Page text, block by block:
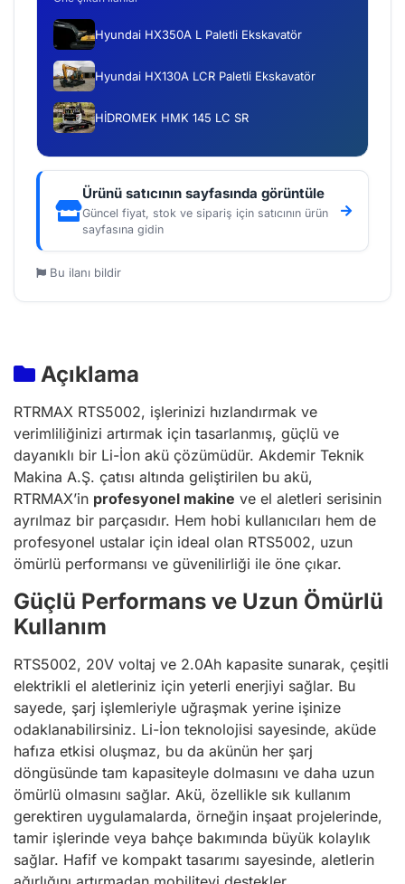
Hyundai HX350A L Paletli Ekskavatör
Hyundai HX130A LCR Paletli Ekskavatör
HİDROMEK HMK 145 LC SR
Ürünü satıcının sayfasında görüntüle
Güncel fiyat, stok ve sipariş için satıcının ürün
sayfasına gidin
Bu ilanı bildir
Açıklama
RTRMAX RTS5002, işlerinizi hızlandırmak ve
verimliliğinizi artırmak için tasarlanmış, güçlü ve
dayanıklı bir Li-İon akü çözümüdür. Akdemir Teknik
Makina A.Ş. çatısı altında geliştirilen bu akü,
RTRMAX’in profesyonel makine ve el aletleri serisinin
ayrılmaz bir parçasıdır. Hem hobi kullanıcıları hem de
profesyonel ustalar için ideal olan RTS5002, uzun
ömürlü performansı ve güvenilirliği ile öne çıkar.
Güçlü Performans ve Uzun Ömürlü
Kullanım
RTS5002, 20V voltaj ve 2.0Ah kapasite sunarak, çeşitli
elektrikli el aletleriniz için yeterli enerjiyi sağlar. Bu
sayede, şarj işlemleriyle uğraşmak yerine işinize
odaklanabilirsiniz. Li-İon teknolojisi sayesinde, aküde
hafıza etkisi oluşmaz, bu da akünün her şarj
döngüsünde tam kapasiteyle dolmasını ve daha uzun
ömürlü olmasını sağlar. Akü, özellikle sık kullanım
gerektiren uygulamalarda, örneğin inşaat projelerinde,
tamir işlerinde veya bahçe bakımında büyük kolaylık
sağlar. Hafif ve kompakt tasarımı sayesinde, aletlerin